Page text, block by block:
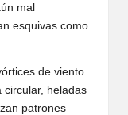
mal
esquivas como
de viento
circular, heladas
patrones